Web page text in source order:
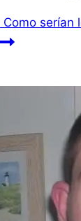
Como serí­an